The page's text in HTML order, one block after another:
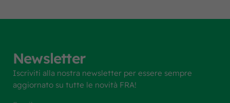
Newsletter
Iscriviti alla nostra newsletter per essere sempre
aggiornato su tutte le novità FRA!